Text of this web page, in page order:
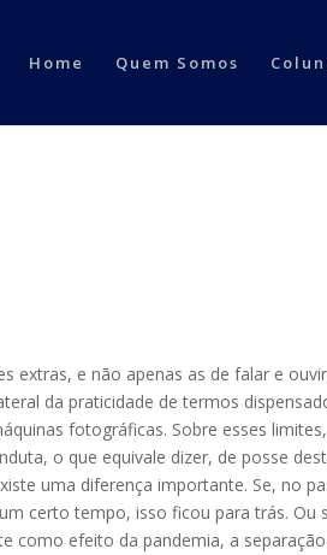
Home Quem Somos
extras, e não apenas as de falar e
da praticidade de termos
fotográficas. Sobre esses
o que equivale dizer, de posse
uma diferença importante. Se, no
certo tempo, isso ficou para trás. Ou
como efeito da pandemia, a